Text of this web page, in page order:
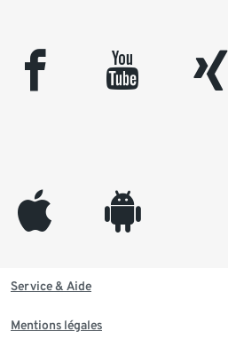
facebook youtube xing
appleinc android
Service & Aide
Mentions légales